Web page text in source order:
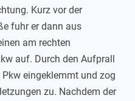
Kurz vor der
fuhr er dann aus
am rechten
auf. Durch den Aufprall
eingeklemmt und zog
zu. Nachdem der